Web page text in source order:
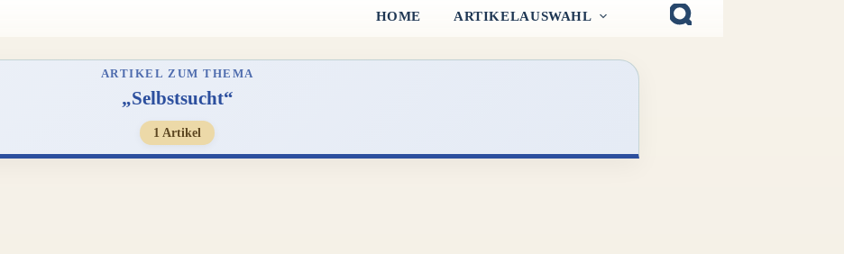
HOME ARTIKELAUSWAHL
ARTIKEL ZUM THEMA
„Selbstsucht“
1 Artikel